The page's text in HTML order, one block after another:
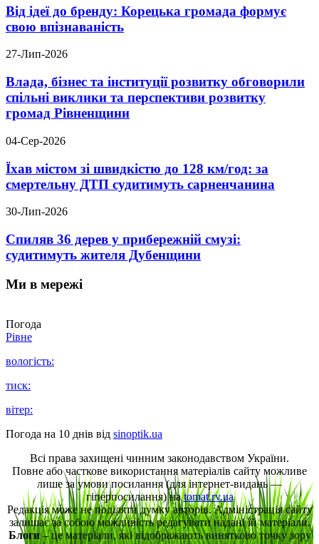
Від ідеї до бренду: Корецька громада формує
свою впізнаваність
27-Лип-2026
Влада, бізнес та інституції розвитку обговорили
спільні виклики та перспективи розвитку
громад Рівненщини
04-Сер-2026
Їхав містом зі швидкістю до 128 км/год: за
смертельну ДТП судитимуть сарненчанина
30-Лип-2026
Спиляв 36 дерев у прибережній смузі:
судитимуть жителя Дубенщини
Ми в мережі
Погода
Рівне
вологість:
тиск:
вітер:
Погода на 10 днів від sinoptik.ua
Всі права захищені чинним законодавством України.
Повне або часткове використання матеріалів сайту можливе
лише за умови посилання (для інтернет-видань —
гіперпосилання) наtomat.rv.ua
Редакція може не поділяти думку авторів. Адміністрація сайту
залишає за собою можливість редагувати надані їй матеріали.
Блоги– це матеріали, які відображають винятково точку зору